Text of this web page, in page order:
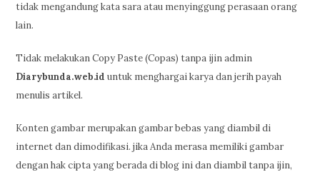
tidak mengandung kata sara atau menyinggung perasaan orang
lain.
Tidak melakukan Copy Paste (Copas) tanpa ijin admin
Diarybunda.web.id untuk menghargai karya dan jerih payah
menulis artikel.
Konten gambar merupakan gambar bebas yang diambil di
internet dan dimodifikasi. jika Anda merasa memiliki gambar
dengan hak cipta yang berada di blog ini dan diambil tanpa ijin,